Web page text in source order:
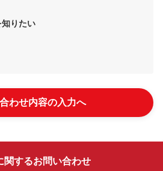
りたい
わせ内容の入力へ
関するお問い合わせ